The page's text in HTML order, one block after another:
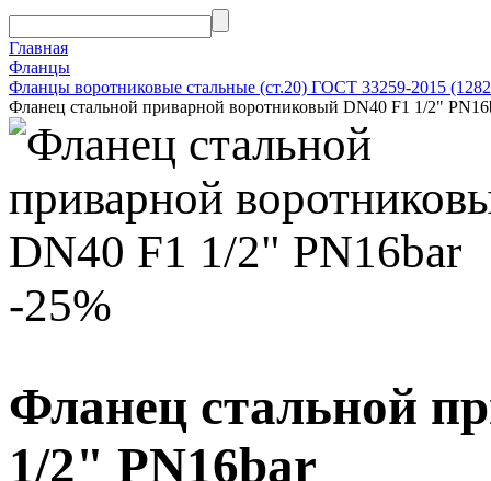
Главная
Фланцы
Фланцы воротниковые стальные (ст.20) ГОСТ 33259-2015
Фланец стальной приварной воротниковый DN40 F1 1/2"
-25%
Фланец стальной
1/2" PN16bar